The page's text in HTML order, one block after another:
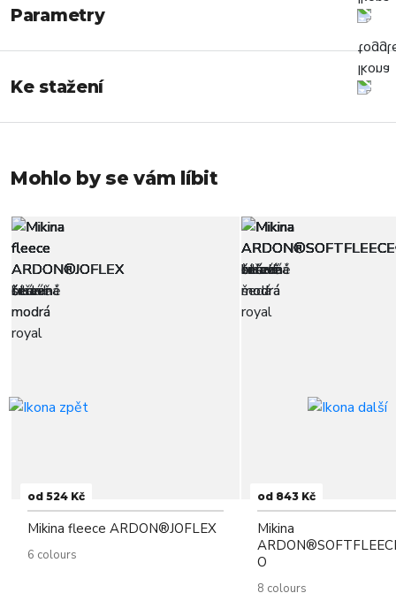
Parametry
Ke stažení
Mohlo by se vám líbit
od 524 Kč
Mikina fleece ARDON®JOFLEX
6 colours
od 843 Kč
Mikina
O
8 colours